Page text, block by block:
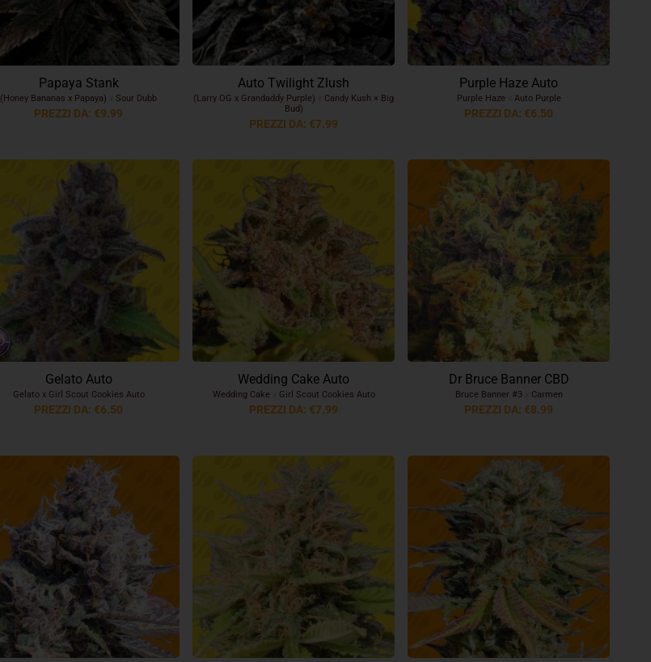
Papaya Stank
(Honey Bananas x Papaya) Sour Dubb
PREZZI DA: €9.99
Auto Twilight Zlush
(Larry OG x Grandaddy Purple)
Candy Kush × Big
Bud)
PREZZI DA: €7.99
Purple Haze Auto
Purple Haze Auto Purple
PREZZI DA: €6.50
Gelato Auto
Gelato x Girl Scout Cookies Auto
PREZZI DA: €6.50
Wedding Cake Auto
Wedding Cake Girl Scout Cookies Auto
PREZZI DA: €7.99
Dr Bruce Banner CBD
Bruce Banner #3 Carmen
PREZZI DA: €8.99